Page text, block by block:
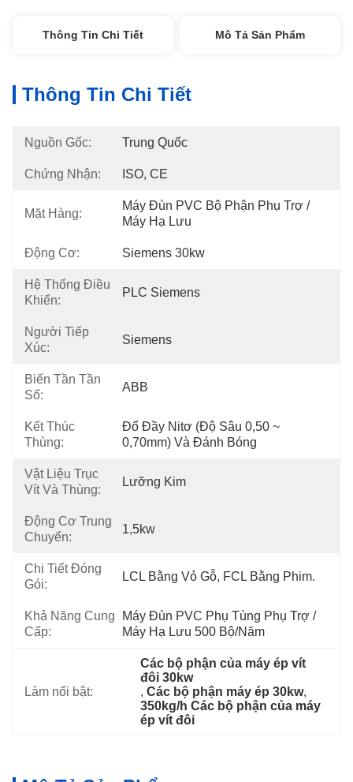
Thông Tin Chi Tiết Mô Tả Sản Phẩm
Thông Tin Chi Tiết
Nguồn Gốc: Trung Quốc
Chứng Nhận: ISO, CE
Mặt Hàng:
Máy Đùn PVC Bộ Phận Phụ Trợ /
Máy Hạ Lưu
Động Cơ: Siemens 30kw
Hệ Thống Điều
Khiển:
PLC Siemens
Người Tiếp
Xúc:
Siemens
Biến Tần Tần
Số:
ABB
Kết Thúc
Thùng:
Đổ Đầy Nitơ (độ Sâu 0,50 ~
0,70mm) Và Đánh Bóng
Vật Liệu Trục
Vít Và Thùng:
Lưỡng Kim
Động Cơ Trung
Chuyển:
1,5kw
Chi Tiết Đóng
Gói:
LCL Bằng Vỏ Gỗ, FCL Bằng Phim.
Khả Năng Cung
Cấp:
Máy Đùn PVC Phụ Tùng Phụ Trợ /
Máy Hạ Lưu 500 Bộ/năm
Làm nổi bật:
Các bộ phận của máy ép vít
đôi 30kw
, Các bộ phận máy ép 30kw,
350kg/h Các bộ phận của máy
ép vít đôi